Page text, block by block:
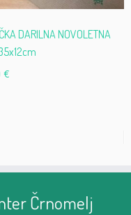
DARILNA NOVOLETNA
€
Črnomelj